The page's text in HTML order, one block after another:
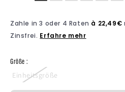
Größe :
Einheitsgröße